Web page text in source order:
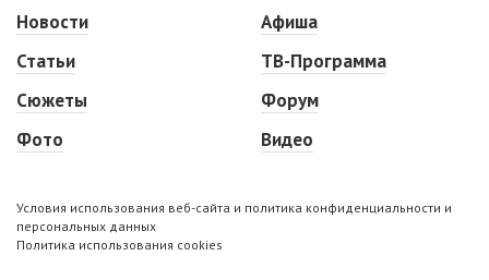
Новости
Статьи
Сюжеты
Фото
Афиша
ТВ-Программа
Форум
Видео
Условия использования веб-сайта и политика конфиденциальности и
персональных данных
Политика использования cookies